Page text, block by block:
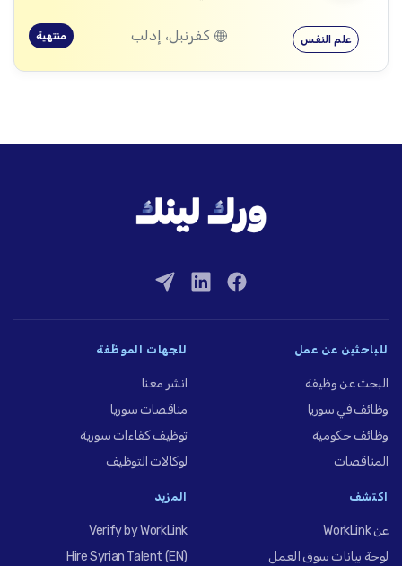
علم النفس كفرنبل، إدلب منتهية
للباحثين عن عمل
البحث عن وظيفة
وظائف في سوريا
وظائف حكومية
المناقصات
للجهات الموظِّفة
انشر معنا
مناقصات سوريا
توظيف كفاءات سورية
لوكالات التوظيف
اكتشف
عن WorkLink
لوحة بيانات سوق العمل
المزيد
Verify by WorkLink
Hire Syrian Talent (EN)